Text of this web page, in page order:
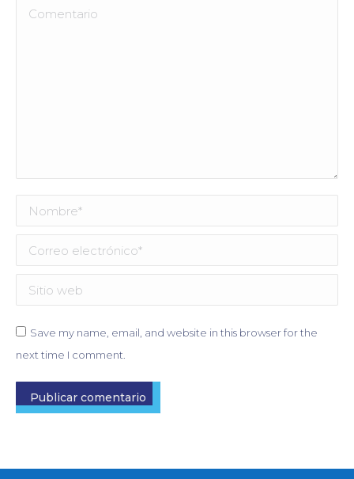
Comentario
Nombre *
Correo electrónico *
Sitio web
Save my name, email, and website in this browser for the
next time I comment.
Publicar comentario